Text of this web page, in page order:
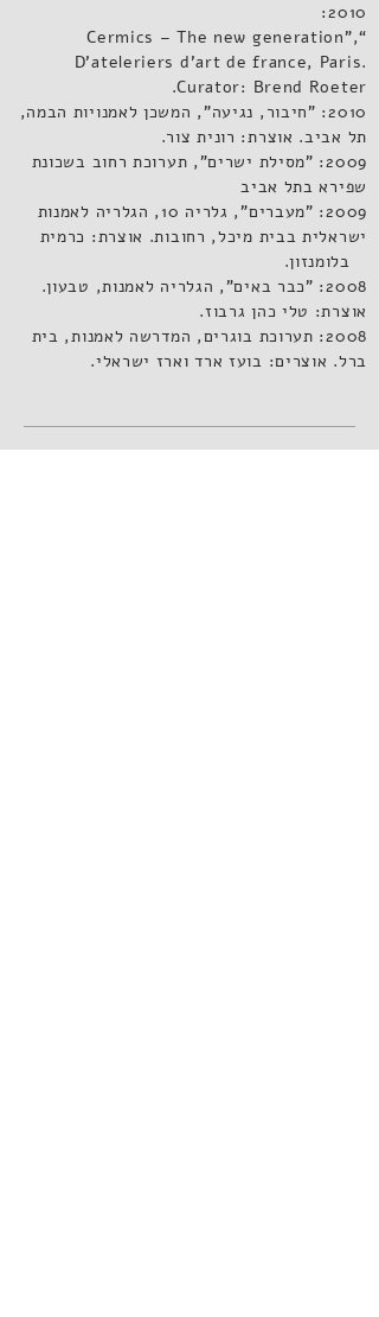
2010:
“
Cermics – The new generation”,
D'ateleriers d'art defrance, Paris.
Curator: Brend Roeter
.
2010: "חיבור, נגיעה", המשכן לאמנויות הבמה,
תל אביב. אוצרת: רונית צור.
2009: "מסילת ישרים", תערוכת רחוב בשכונת
שפירא בתל אביב
2009: "מעברים", גלריה 10, הגלריה לאמנות
ישראלית בבית מיכל, רחובות. אוצרת: כרמית
בלומנזון.
2008: "כבר באים", הגלריה לאמנות, טבעון.
אוצרת: טלי כהן גרבוז.
2008: תערוכת בוגרים, המדרשה לאמנות, בית
ברל. אוצרים: בועז ארד וארז ישראלי.